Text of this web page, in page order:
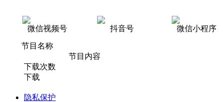
微信视频号 抖音号 微信小程序
节目名称
节目内容
下载次数
下载
隐私保护